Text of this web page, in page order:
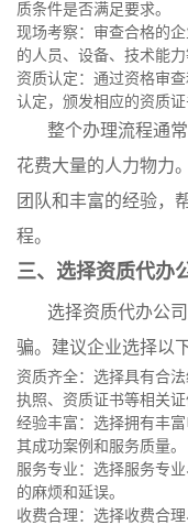
质条件是否满足要求。
现场考察：审查合格的
的人员、设备、技术能力
资质认定：通过资格审
认定，颁发相应的资质证
整个办理流程通
花费大量的人力物力
团队和丰富的经验，
程。
三、选择资质代办
选择资质代办公
骗。建议企业选择以
资质齐全：选择具有合
执照、资质证书等相关证
经验丰富：选择拥有丰
其成功案例和服务质量。
服务专业：选择服务专
的麻烦和延误。
收费合理：选择收费合